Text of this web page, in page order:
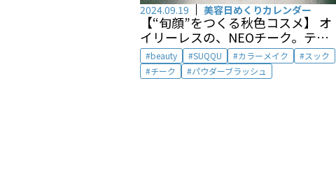
2024.09.19 美容日めくりカレンダー
【“旬顔”をつくる秋色コスメ】 オ
イリーレスの、NEOチーク。テクニ
ックいらずで美しい頬に by 川村友
子
beauty SUQQU カラーメイク
スック
チーク
パウダーブラッシュ